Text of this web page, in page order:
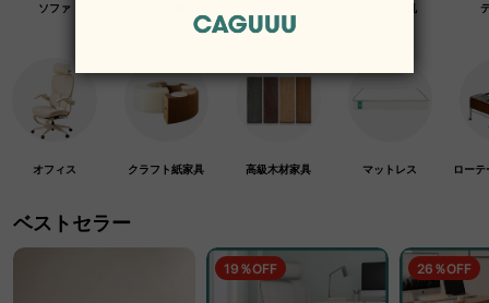
ソファ デスク・机
オフィス クラフト紙家具 高級木材家具 マットレス ロー
ベストセラー
19％OFF 26％OFF